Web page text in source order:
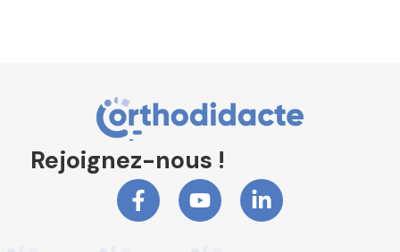
Rejoignez-nous !